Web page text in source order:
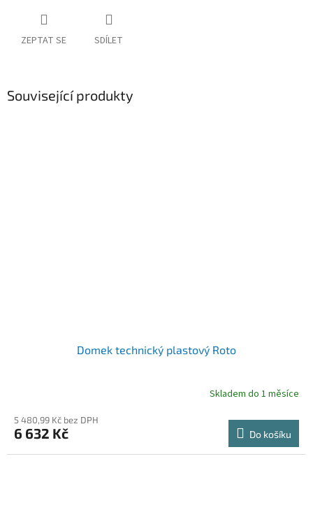
ZEPTAT SE SDÍLET
Související produkty
Domek technický plastový Roto
Skladem do 1 měsíce
5 480,99 Kč bez DPH
6 632 Kč Do košíku